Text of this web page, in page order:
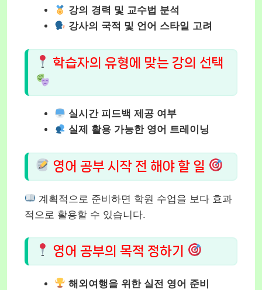
강의 경력 및 교수법 분석
강사의 국적 및 언어 스타일 고려
학습자의 유형에 맞는 강의 선택
실시간 피드백 제공 여부
실제 활용 가능한 영어 트레이닝
영어 공부 시작 전 해야 할 일
계획적으로 준비하면 학원 수업을 보다 효과
적으로 활용할 수 있습니다.
영어 공부의 목적 정하기
해외여행을 위한 실전 영어 준비